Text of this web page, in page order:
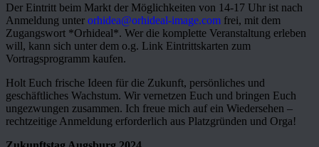
Der Eintritt beim Markt der Möglichkeiten von 14-17 Uhr ist nach
Anmeldung unter orhidea@orhideal-image.com frei, mit dem
Zugangswort *Orhideal*. Wer die komplette Veranstaltung erleben
will, kann sich unter dem o.g. Link Eintrittskarten zum
Vortragsprogramm kaufen.
Holt Euch frische Ideen für die Zukunft, persönliches und
geschäftliches Wachstum. Wir vernetzen Euch und bringen Euch
ungezwungen zusammen. Ich freue mich auf ein Wiedersehen –
rechtzeitige Anmeldung erforderlich aus Platzgründen und Orga!